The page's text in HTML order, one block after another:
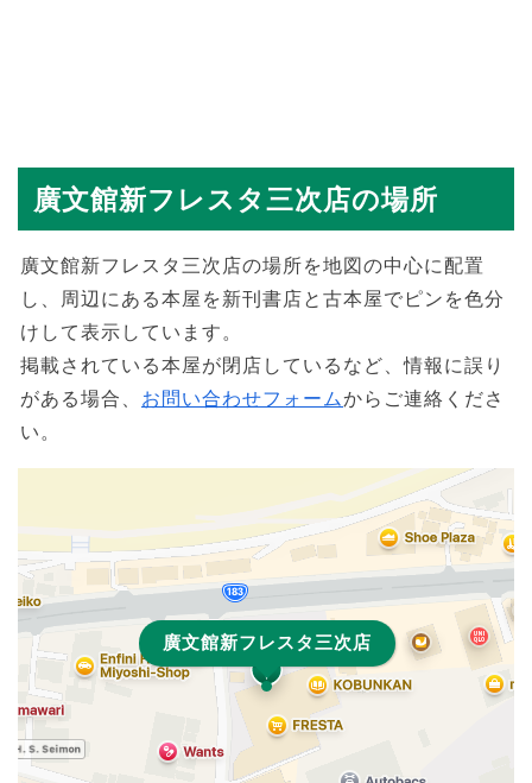
廣文館新フレスタ三次店の場所
廣文館新フレスタ三次店の場所を地図の中心に配置
し、周辺にある本屋を新刊書店と古本屋でピンを色分
けして表示しています。
掲載されている本屋が閉店しているなど、情報に誤り
がある場合、 お問い合わせフォームからご連絡くださ
い。
廣文館新フレスタ三次店